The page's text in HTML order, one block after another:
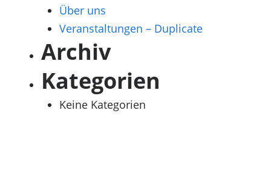
Über uns
Veranstaltungen – Duplicate
Archiv
Kategorien
Keine Kategorien